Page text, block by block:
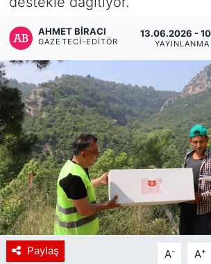
AHMET BIRACI
GAZETECI-EDITÖR
13.06.2026 -
YAYINLANMA
Paylaş A- A+
MAGAZİN
SAĞLIK
Siyaset
YEREL HABER
Haberde insan
Tanıtım
Son Dakika Haberleri
Haber Arşivi